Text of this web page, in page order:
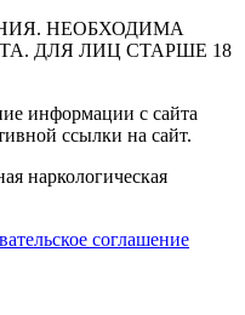
НЕОБХОДИМА
ДЛЯ ЛИЦ СТАРШЕ 18
информации с сайта
ссылки на сайт.
наркологическая
соглашение